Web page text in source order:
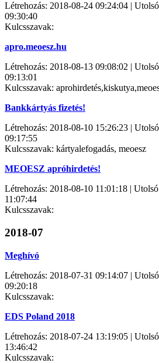
Létrehozás: 2018-08-24 09:24:04 |
09:30:40
Kulcsszavak:
apro.meoesz.hu
Létrehozás: 2018-08-13 09:08:02 |
09:13:01
Kulcsszavak:
Bankkártyás fizetés!
Létrehozás: 2018-08-10 15:26:23 |
09:17:55
Kulcsszavak: kártyalefogadás, meoesz
MEOESZ apróhirdetés!
Létrehozás: 2018-08-10 11:01:18 |
11:07:44
Kulcsszavak:
2018-07
Meghívó
Létrehozás: 2018-07-31 09:14:07 |
09:20:18
Kulcsszavak:
EDS Poland 2018
Létrehozás: 2018-07-24 13:19:05 |
13:46:42
Kulcsszavak: